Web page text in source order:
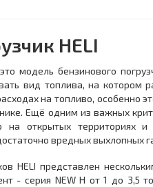
HELI
модель бензинового
вид топлива, на котором
на топливо, особенно
Ещё одним из важных
на открытых территориях
вредных выхлопных
HELI представлен
- серия NEW H от 1 до 3,5